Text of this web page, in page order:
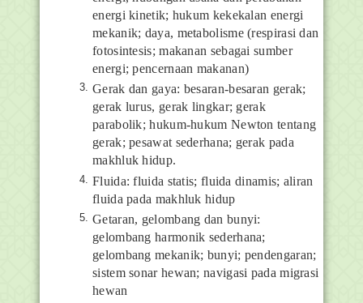
energi kinetik; hukum kekekalan energi
mekanik; daya, metabolisme (respirasi dan
fotosintesis; makanan sebagai sumber
energi; pencernaan makanan)
Gerak dan gaya: besaran-besaran gerak;
gerak lurus, gerak lingkar; gerak
parabolik; hukum-hukum Newton tentang
gerak; pesawat sederhana; gerak pada
makhluk hidup.
Fluida: fluida statis; fluida dinamis; aliran
fluida pada makhluk hidup
Getaran, gelombang dan bunyi:
gelombang harmonik sederhana;
gelombang mekanik; bunyi; pendengaran;
sistem sonar hewan; navigasi pada migrasi
hewan